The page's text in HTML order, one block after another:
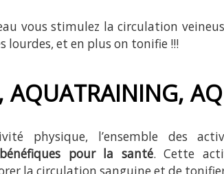
vous stimulez la circulation
lourdes, et en plus on tonifie !!!
AQUATRAINING,
physique, l’ensemble des
bénéfiques pour la santé. Cette